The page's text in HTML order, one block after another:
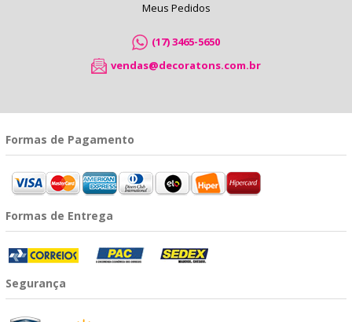
Meus Pedidos
(17) 3465-5650
vendas@decoratons.com.br
Formas de Pagamento
Formas de Entrega
Segurança